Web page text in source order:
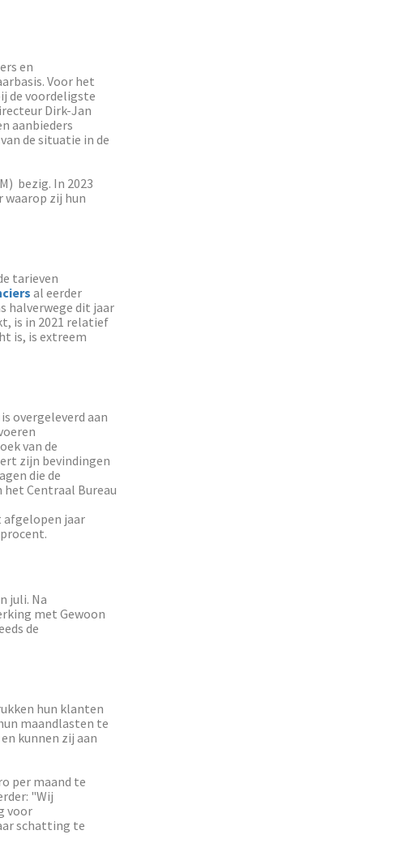
en
Voor het
de voordeligste
Dirk-Jan
aanbieders
de situatie in de
bezig. In 2023
waarop zij hun
tarieven
al eerder
halverwege dit jaar
is in 2021 relatief
is, is extreem
overgeleverd aan
van de
zijn bevindingen
die de
het Centraal Bureau
jaar
juli. Na
met Gewoon
de
hun klanten
maandlasten te
kunnen zij aan
per maand te
"Wij
voor
schatting te